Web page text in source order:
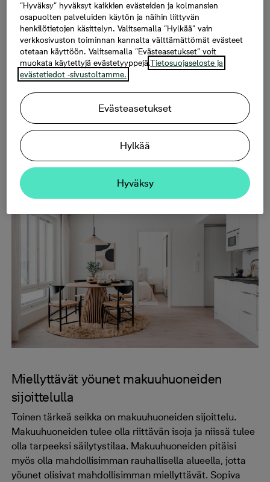
Kun arjessa eläminen tuntuu
mukavalta
Asiaa voi lähestyä pragmaattisesti. Hyvä asuntopohja
on yleensä toimiva ja käytännöllinen. Se on suunniteltu
niin, että se täyttää asukkaiden tarpeet ja tarjoaa
riittävästi tilaa eri toimintojen suorittamiseen.
Esimerkiksi keittiön ja olohuoneen välillä tulee olla hyvä
yhteys, jotta arjessa eläminen tuntuu mukavalta.
Ruokapöytä asettuu väljästi paikoilleen ja sen ympärille
on helppo kokoontua. Sohvalla istuskellessa voi
television katselun ohessa hallita näkymin koko
asuntoa.
Miellyttävät yöunet makuuhuoneiden
sijoittelulla
Toinen tärkeä seikka on makuuhuoneiden sijoittelu.
Makuuhuoneiden tulee olla riittävän isoja ja niissä tulee
olla tarpeeksi säilytystilaa. Makuuhuoneiden pitäisi
myös olla mahdollisimman rauhallisella alueella, jotta
yöunet olisivat mahdollisimman miellyttävät. Sopiva
“Hyväksy” hyväksyt kaikkien evästeiden ja kolmansien
osapuolten palveluiden käytön ja näihin liittyvän
henkilötietojen käsittelyn. Valitsemalla “Hylkää” vain
verkkosivuston toiminnan kannalta välttämättömät evästeet
otetaan käyttöön. Valitsemalla “Evästeasetukset” voit
muokata käytettyjä evästetyyppejä.Tietosuojaseloste ja
evästetiedot -sivustoltamme.
Evästeasetukset
Hylkää
Hyväksy